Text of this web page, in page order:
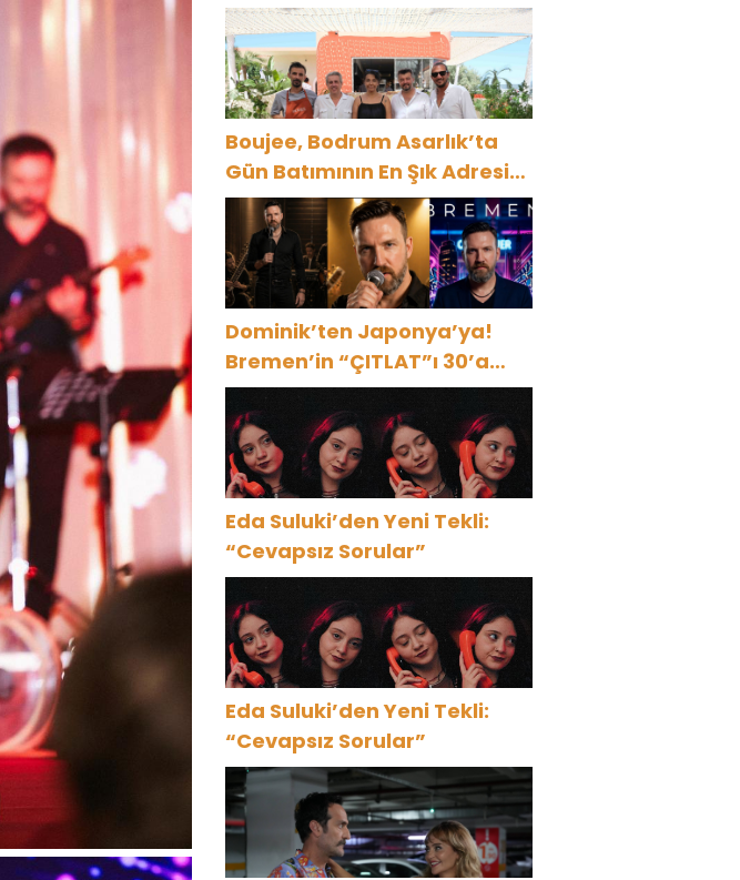
Boujee, Bodrum Asarlık’ta
Gün Batımının En Şık Adresi
Oldu
Dominik’ten Japonya’ya!
Bremen’in “ÇITLAT”ı 30’a
yakın ülkede!
Eda Suluki’den Yeni Tekli:
“Cevapsız Sorular”
Eda Suluki’den Yeni Tekli:
“Cevapsız Sorular”